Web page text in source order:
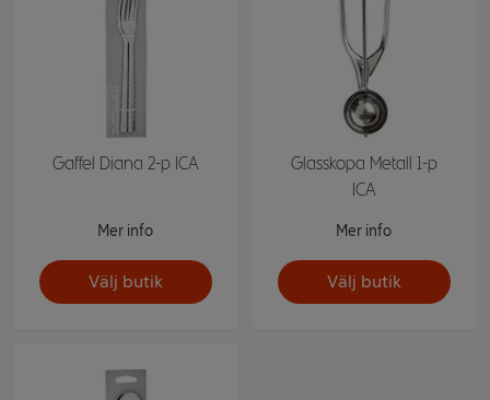
Gaffel Diana 2-p ICA
Mer info
Välj butik
Glasskopa Metall 1-p
ICA
Mer info
Välj butik